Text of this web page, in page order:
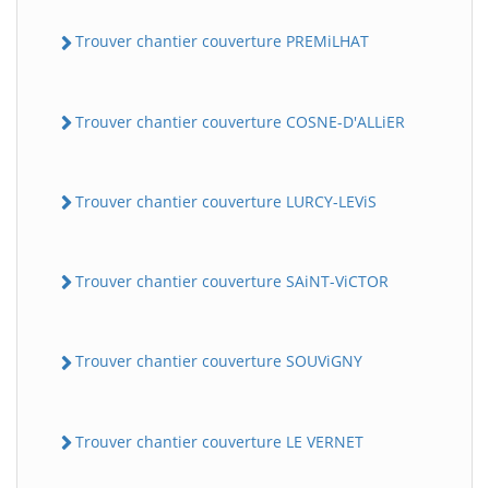
Trouver chantier couverture PREMiLHAT
Trouver chantier couverture COSNE-D'ALLiER
Trouver chantier couverture LURCY-LEViS
Trouver chantier couverture SAiNT-ViCTOR
Trouver chantier couverture SOUViGNY
Trouver chantier couverture LE VERNET